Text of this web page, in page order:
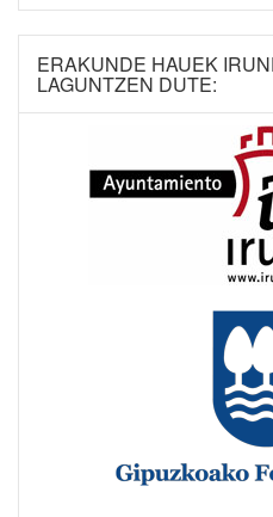
ERAKUNDE HAUEK
LAGUNTZEN DUTE: